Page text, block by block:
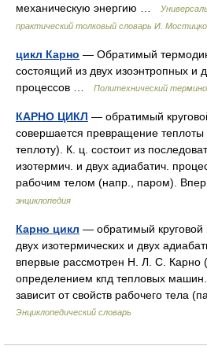
механическую энергию …
практический толковый словарь И.
цикл Карно — Обратимый
состоящий из двух изоэнтропных и
процессов …
Политехнический
КАРНО ЦИКЛ — обратимый
совершается превращение теплоты
теплоту). К. ц. состоит из
изотермич. и двух адиабатич.
рабочим телом (напр., паром).
энциклопедия
Карно цикл — обратимый круговой
двух изотермических и двух
впервые рассмотрен Н. Л. С. Карно
определением кпд тепловых
зависит от свойств рабочего тела
Энциклопедический словарь